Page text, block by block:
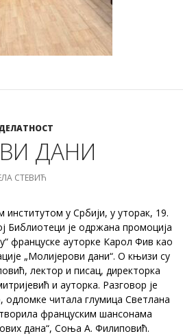
ДАНИ
СТЕВИЋ
у Србији, у уторак, 19.
Библиотеци је одржана промоција
француске ауторке Карол Фив као
„Молијерови дани“. О књизи су
лектор и писац, директорка
и ауторка. Разговор је
одломке читала глумица Светлана
француским шансонама
дана“, Соња А. Филиповић.